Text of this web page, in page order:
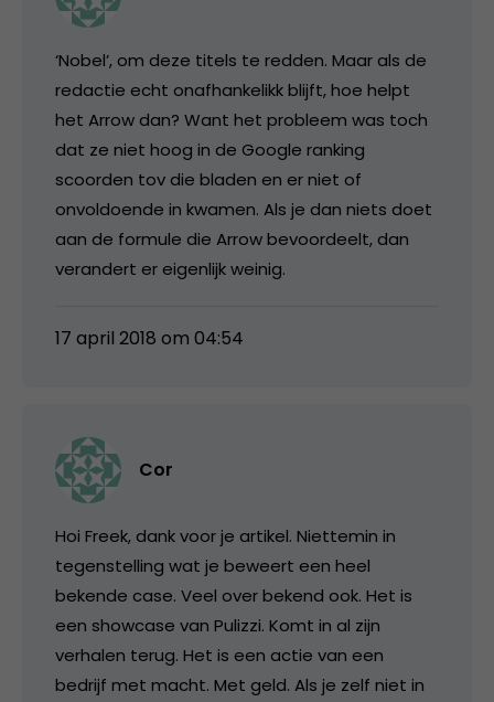
‘Nobel’, om deze titels te redden. Maar als de
redactie echt onafhankelikk blijft, hoe helpt
het Arrow dan? Want het probleem was toch
dat ze niet hoog in de Google ranking
scoorden tov die bladen en er niet of
onvoldoende in kwamen. Als je dan niets doet
aan de formule die Arrow bevoordeelt, dan
verandert er eigenlijk weinig.
17 april 2018 om 04:54
Cor
Hoi Freek, dank voor je artikel. Niettemin in
tegenstelling wat je beweert een heel
bekende case. Veel over bekend ook. Het is
een showcase van Pulizzi. Komt in al zijn
verhalen terug. Het is een actie van een
bedrijf met macht. Met geld. Als je zelf niet in